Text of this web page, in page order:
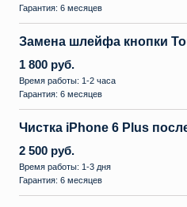
Гарантия: 6 месяцев
Замена шлейфа кнопки
1 800 руб.
Время работы: 1-2 часа
Гарантия: 6 месяцев
Чистка iPhone 6 Plus
2 500 руб.
Время работы: 1-3 дня
Гарантия: 6 месяцев